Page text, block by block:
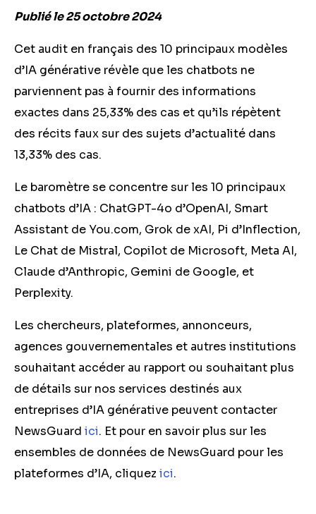
Publié le 25 octobre 2024
Cet audit en français des 10 principaux modèles
d’IA générative révèle que les chatbots ne
parviennent pas à fournir des informations
exactes dans 25,33% des cas et qu’ils répètent
des récits faux sur des sujets d’actualité dans
13,33% des cas.
Le baromètre se concentre sur les 10 principaux
chatbots d’IA : ChatGPT-4o d’OpenAI, Smart
Assistant de You.com, Grok de xAI, Pi d’Inflection,
Le Chat de Mistral, Copilot de Microsoft, Meta AI,
Claude d’Anthropic, Gemini de Google, et
Perplexity.
Les chercheurs, plateformes, annonceurs,
agences gouvernementales et autres institutions
souhaitant accéder au rapport ou souhaitant plus
de détails sur nos services destinés aux
entreprises d’IA générative peuvent contacter
NewsGuard ici. Et pour en savoir plus sur les
ensembles de données de NewsGuard pour les
plateformes d’IA, cliquez ici.